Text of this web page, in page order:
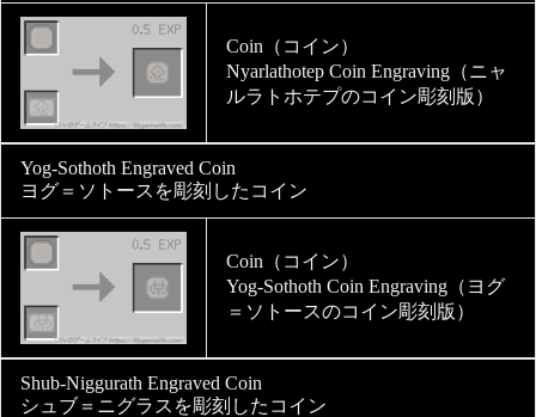
Coin（コイン）
Nyarlathotep Coin Engraving（ニャ
ルラトホテプのコイン彫刻版）
Yog-Sothoth Engraved Coin
ヨグ＝ソトースを彫刻したコイン
Coin（コイン）
Yog-Sothoth Coin Engraving（ヨグ
＝ソトースのコイン彫刻版）
Shub-Niggurath Engraved Coin
シュブ＝ニグラスを彫刻したコイン